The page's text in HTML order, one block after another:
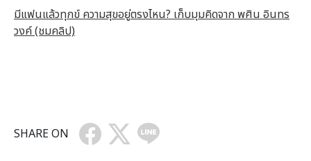
มีแฟนแล้วทุกข์ ความสุขอยู่ตรงไหน? เก็บมุมคิดจาก พศิน อินทร
วงค์ (ชมคลิป)
SHARE ON